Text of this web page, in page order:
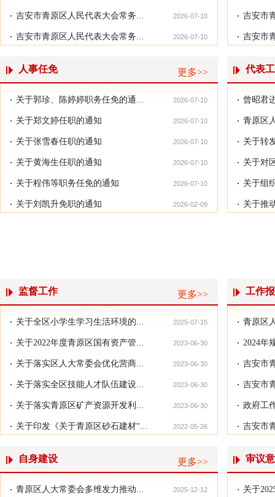
青原区省市区三级人大代表视察...
2026-07-10
吉安市青原区人民代表大会常务...
2026-07-10
吉安市青原区人民代表大会常务...
吉安市
吉安市
更多>>
人事任免
2026-07-10
关于郭珍、陈婷婷职务任免的通...
2026-07-10
关于郑文婷任职的通知
2026-07-10
关于张雪春任职的通知
2026-07-10
关于黄海生任职的通知
2026-07-10
关于程伟等职务任免的通知
2026-02-09
关于刘凯升免职的通知
代表
曾昭君
青原区
关于转
关于对
关于组
关于推
更多>>
监督工作
2025-07-15
关于全区小学生学习生活环境的...
2023-06-30
关于2022年度青原区国有资产管...
2023-06-30
关于落实区人大常委会优化营商...
2023-06-30
关于落实全区技能人才队伍建设...
2023-06-30
关于落实青原区矿产资源开发利...
2022-05-26
关于印发《关于青原区砂石建材“...
工作
青原区
2024年
吉安市
吉安市
政府工
吉安市
更多>>
自身建设
2025-12-12
青原区人大常委会多维发力推动...
审议
关于